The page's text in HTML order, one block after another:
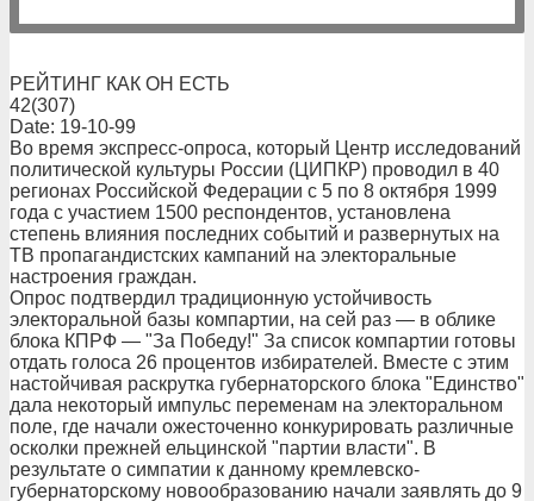
РЕЙТИНГ КАК ОН ЕСТЬ
42(307)
Date: 19-10-99
Во время экспресс-опроса, который Центр исследований
политической культуры России (ЦИПКР) проводил в 40
регионах Российской Федерации с 5 по 8 октября 1999
года с участием 1500 респондентов, установлена
степень влияния последних событий и развернутых на
ТВ пропагандистских кампаний на электоральные
настроения граждан.
Опрос подтвердил традиционную устойчивость
электоральной базы компартии, на сей раз — в облике
блока КПРФ — "За Победу!" За список компартии готовы
отдать голоса 26 процентов избирателей. Вместе с этим
настойчивая раскрутка губернаторского блока "Единство"
дала некоторый импульс переменам на электоральном
поле, где начали ожесточенно конкурировать различные
осколки прежней ельцинской "партии власти". В
результате о симпатии к данному кремлевско-
губернаторскому новообразованию начали заявлять до 9